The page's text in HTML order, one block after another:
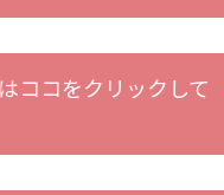
ココをクリックして